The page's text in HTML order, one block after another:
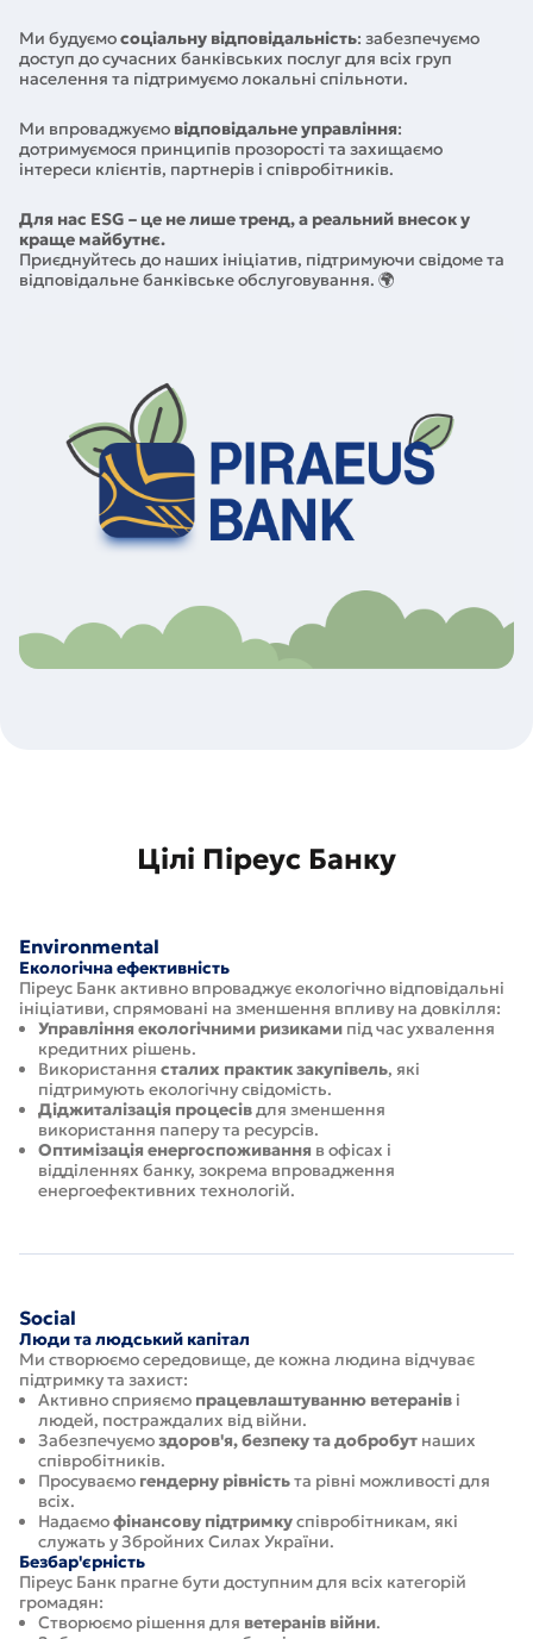
Ми будуємосоціальну відповідальність: забезпечуємо
доступ до сучасних банківських послуг для всіх груп
населення та підтримуємо локальні спільноти.
Ми впроваджуємо відповідальне управління:
дотримуємося принципів прозорості та захищаємо
інтереси клієнтів, партнерів і співробітників.
Для нас ESG – це не лише тренд, а реальний внесок у
краще майбутнє.
Приєднуйтесь до наших ініціатив, підтримуючи свідоме та
відповідальне банківське обслуговування. 🌍
Цілі Піреус Банку
Environmental
Екологічна ефективність
Піреус Банк активно впроваджує екологічно відповідальні
ініціативи, спрямовані на зменшення впливу на довкілля:
Управління екологічними ризиками під час ухвалення
кредитних рішень.
Використання сталих практик закупівель, які
підтримують екологічну свідомість.
Діджиталізація процесівдля зменшення
використання паперу та ресурсів.
Оптимізація енергоспоживання в офісах і
відділеннях банку, зокрема впровадження
енергоефективних технологій.
Social
Люди та людський капітал
Ми створюємо середовище, де кожна людина відчуває
підтримку та захист:
Активно сприяємо працевлаштуванню ветеранів і
людей, постраждалих від війни.
Забезпечуємоздоров'я, безпеку та добробут наших
співробітників.
Просуваємо гендерну рівністьта рівні можливості для
всіх.
Надаємофінансову підтримкуспівробітникам, які
служать у Збройних Силах України.
Безбар'єрність
Піреус Банк прагне бути доступним для всіх категорій
громадян:
Створюємо рішення для ветеранів війни.